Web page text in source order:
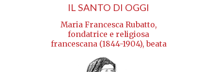
IL SANTO DI OGGI
Maria Francesca Rubatto,
fondatrice e religiosa
francescana (1844-1904), beata